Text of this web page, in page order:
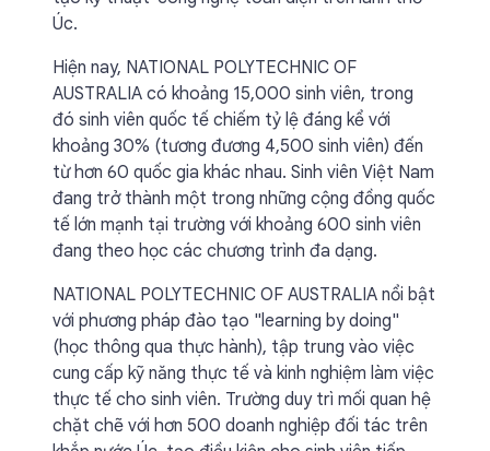
Úc.
Hiện nay, NATIONAL POLYTECHNIC OF
AUSTRALIA có khoảng 15,000 sinh viên, trong
đó sinh viên quốc tế chiếm tỷ lệ đáng kể với
khoảng 30% (tương đương 4,500 sinh viên) đến
từ hơn 60 quốc gia khác nhau. Sinh viên Việt Nam
đang trở thành một trong những cộng đồng quốc
tế lớn mạnh tại trường với khoảng 600 sinh viên
đang theo học các chương trình đa dạng.
NATIONAL POLYTECHNIC OF AUSTRALIA nổi bật
với phương pháp đào tạo "learning by doing"
(học thông qua thực hành), tập trung vào việc
cung cấp kỹ năng thực tế và kinh nghiệm làm việc
thực tế cho sinh viên. Trường duy trì mối quan hệ
chặt chẽ với hơn 500 doanh nghiệp đối tác trên